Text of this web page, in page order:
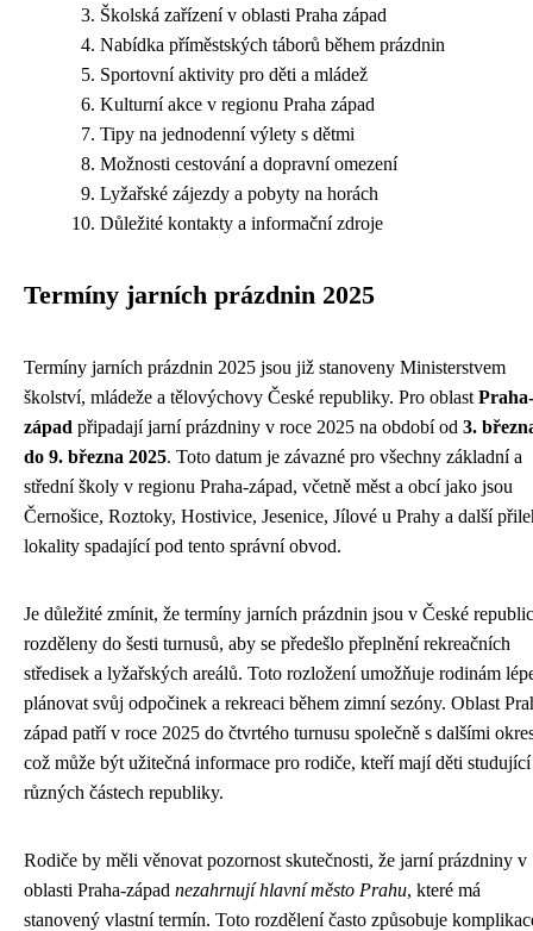
Školská zařízení v oblasti Praha západ
Nabídka příměstských táborů během prázdnin
Sportovní aktivity pro děti a mládež
Kulturní akce v regionu Praha západ
Tipy na jednodenní výlety s dětmi
Možnosti cestování a dopravní omezení
Lyžařské zájezdy a pobyty na horách
Důležité kontakty a informační zdroje
Termíny jarních prázdnin 2025
Termíny jarních prázdnin 2025 jsou již stanoveny Ministerstvem
školství, mládeže a tělovýchovy České republiky. Pro oblast Praha-
západ připadají jarní prázdniny v roce 2025 na období od 3.
do 9. března 2025. Toto datum je závazné pro všechny základní a
střední školy v regionu Praha-západ, včetně měst a obcí jako jsou
Černošice, Roztoky, Hostivice, Jesenice, Jílové u Prahy a další
lokality spadající pod tento správní obvod.
Je důležité zmínit, že termíny jarních prázdnin jsou v České
rozděleny do šesti turnusů, aby se předešlo přeplnění rekreačních
středisek a lyžařských areálů. Toto rozložení umožňuje rodinám
plánovat svůj odpočinek a rekreaci během zimní sezóny. Oblast
západ patří v roce 2025 do čtvrtého turnusu společně s dalšími
což může být užitečná informace pro rodiče, kteří mají děti
různých částech republiky.
Rodiče by měli věnovat pozornost skutečnosti, že jarní prázdniny v
oblasti Praha-západ nezahrnují hlavní město Prahu, které má
stanovený vlastní termín. Toto rozdělení často způsobuje